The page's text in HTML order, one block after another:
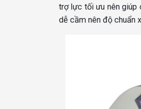
trợ lực tối ưu nên giúp
dễ cầm nên độ chuẩn